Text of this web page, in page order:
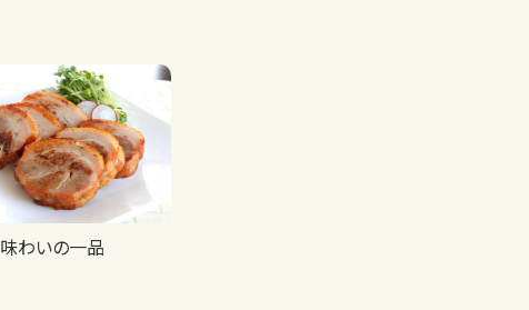
味わいの一品